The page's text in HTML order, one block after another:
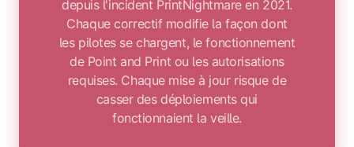
depuis l'incident PrintNightmare en 2021.
Chaque correctif modifie la façon dont
les pilotes se chargent, le fonctionnement
de Point and Print ou les autorisations
requises. Chaque mise à jour risque de
casser des déploiements qui
fonctionnaient la veille.